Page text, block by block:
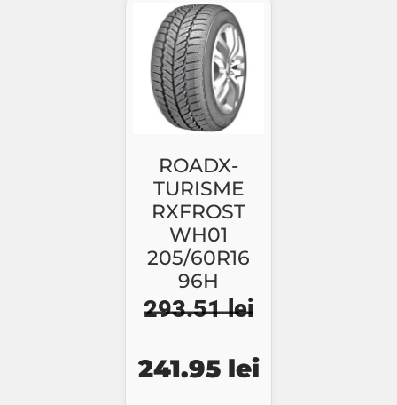
340.81 lei.
223.16 lei.
ROADX-
TURISME
RXFROST
WH01
205/60R16
96H
293.51lei
inițial
241.95 lei
curent